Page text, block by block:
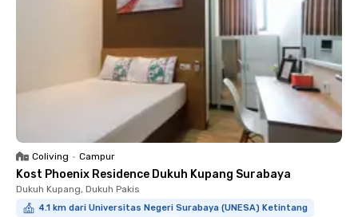
Coliving • Campur
Kost Phoenix Residence Dukuh Kupang Surabaya
Dukuh Kupang, Dukuh Pakis
4.1 km dari Universitas Negeri Surabaya (UNESA) Ketintang